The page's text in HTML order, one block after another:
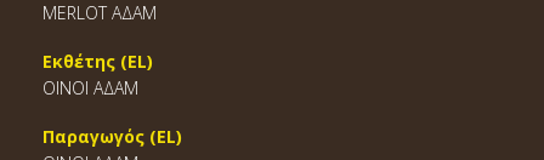
MERLOT ΑΔΑΜ
Εκθέτης (EL)
ΟΙΝΟΙ ΑΔΑΜ
Παραγωγός (EL)